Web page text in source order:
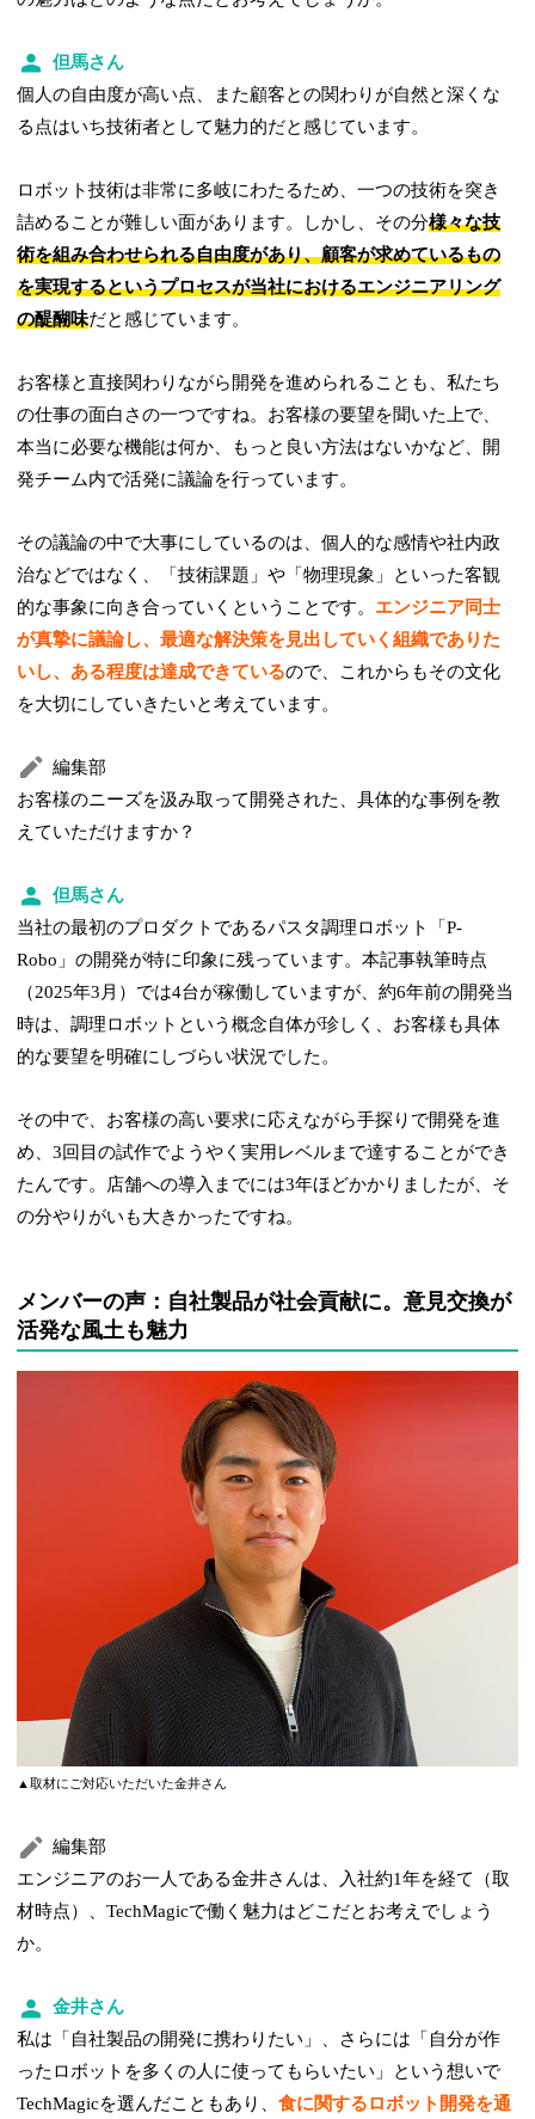
但馬さん
個人の自由度が高い点、また顧客との関わりが自然と深くな
る点はいち技術者として魅力的だと感じています。
ロボット技術は非常に多岐にわたるため、一つの技術を突き
詰めることが難しい面があります。しかし、その分様々な技
術を組み合わせられる自由度があり、顧客が求めているもの
を実現するというプロセスが当社におけるエンジニアリング
の醍醐味だと感じています。
お客様と直接関わりながら開発を進められることも、私たち
の仕事の面白さの一つですね。お客様の要望を聞いた上で、
本当に必要な機能は何か、もっと良い方法はないかなど、開
発チーム内で活発に議論を行っています。
その議論の中で大事にしているのは、個人的な感情や社内政
治などではなく、「技術課題」や「物理現象」といった客観
的な事象に向き合っていくということです。 エンジニア同士
が真摯に議論し、最適な解決策を見出していく組織でありた
いし、ある程度は達成できているので、これからもその文化
を大切にしていきたいと考えています。
編集部
お客様のニーズを汲み取って開発された、具体的な事例を教
えていただけますか？
但馬さん
当社の最初のプロダクトであるパスタ調理ロボット「P-
Robo」の開発が特に印象に残っています。本記事執筆時点
（2025年3月）では4台が稼働していますが、約6年前の開発当
時は、調理ロボットという概念自体が珍しく、お客様も具体
的な要望を明確にしづらい状況でした。
その中で、お客様の高い要求に応えながら手探りで開発を進
め、3回目の試作でようやく実用レベルまで達することができ
たんです。店舗への導入までには3年ほどかかりましたが、そ
の分やりがいも大きかったですね。
メンバーの声：自社製品が社会貢献に。意見交換が
活発な風土も魅力
▲取材にご対応いただいた金井さん
編集部
エンジニアのお一人である金井さんは、入社約1年を経て（取
材時点）、TechMagicで働く魅力はどこだとお考えでしょう
か。
金井さん
私は「自社製品の開発に携わりたい」、さらには「自分が作
ったロボットを多くの人に使ってもらいたい」という想いで
TechMagicを選んだこともあり、食に関するロボット開発を通